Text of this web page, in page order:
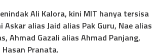
Ali Kalora, kini MIT hanya tersisa
alias Jaid alias Pak Guru, Nae alias
Ahmad Gazali alias Ahmad Panjang,
Pranata.